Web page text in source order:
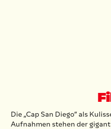
Die „Cap San Diego” als
Aufnahmen stehen der